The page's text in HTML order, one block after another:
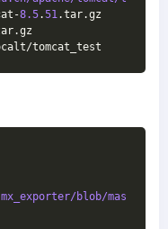
8.5.51.tar.gz
tomcat_test
blob/mas